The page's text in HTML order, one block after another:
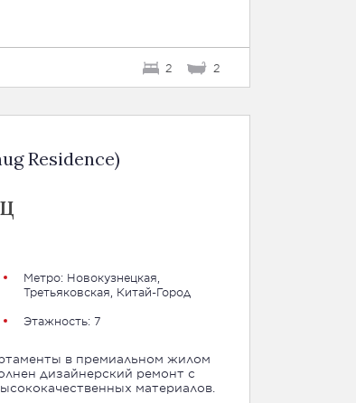
2 2
Residence)
Метро: Новокузнецкая
Третьяковская Китай-Город
Этажность: 7
в премиальном жилом
дизайнерский ремонт с
материалов.